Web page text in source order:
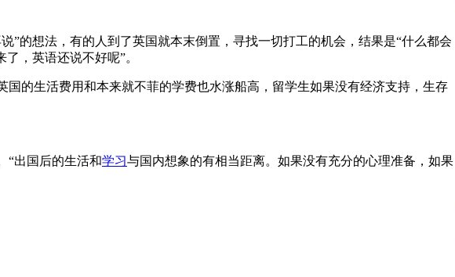
”的想法，有的人到了英国就本末倒置，寻找一切打工的机会，结果是“什么都会
，英语还说不好呢”。
的生活费用和本来就不菲的学费也水涨船高，留学生如果没有经济支持，生存
“出国后的生活和学习与国内想象的有相当距离。如果没有充分的心理准备，如果